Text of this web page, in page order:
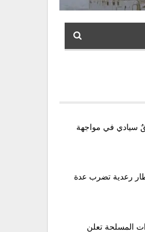
سيادي في مواجهة
رعدية تضرب عدة
المسلحة تعلن